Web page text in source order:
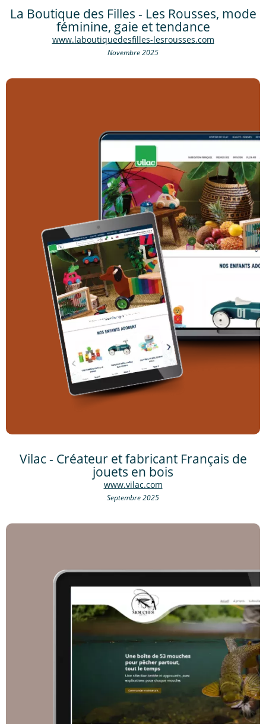
La Boutique des Filles - Les Rousses, mode
féminine, gaie et tendance
www.laboutiquedesfilles-lesrousses.com
Novembre 2025
Vilac - Créateur et fabricant Français de
jouets en bois
www.vilac.com
Septembre 2025